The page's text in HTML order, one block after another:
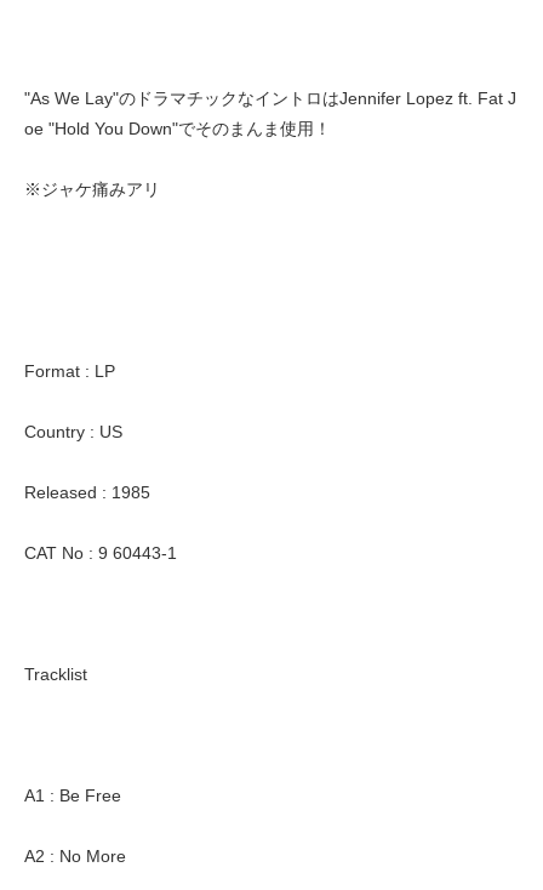
"As We Lay"のドラマチックなイントロはJennifer Lopez ft. Fat J
oe "Hold You Down"でそのまんま使用！
※ジャケ痛みアリ
Format : LP
Country : US
Released : 1985
CAT No : 9 60443-1
Tracklist
A1 : Be Free
A2 : No More